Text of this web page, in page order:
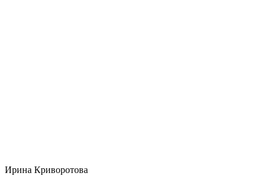
Ирина Криворотова